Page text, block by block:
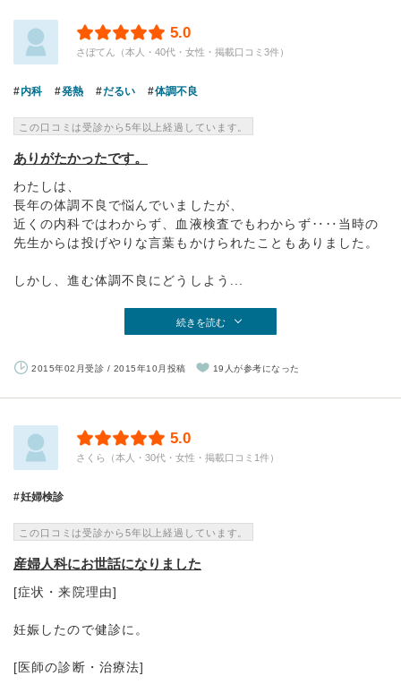
5.0
さぼてん（本人・40代・女性・掲載口コミ3件）
内科 発熱 だるい 体調不良
この口コミは受診から5年以上経過しています。
ありがたかったです。
わたしは、
長年の体調不良で悩んでいましたが、
近くの内科ではわからず、血液検査でもわからず‥‥当時の
先生からは投げやりな言葉もかけられたこともありました。
しかし、進む体調不良にどうしよう...
続きを読む
2015年02月受診 / 2015年10月投稿 19人が参考になった
5.0
さくら（本人・30代・女性・掲載口コミ1件）
妊婦検診
この口コミは受診から5年以上経過しています。
産婦人科にお世話になりました
[症状・来院理由]
妊娠したので健診に。
[医師の診断・治療法]